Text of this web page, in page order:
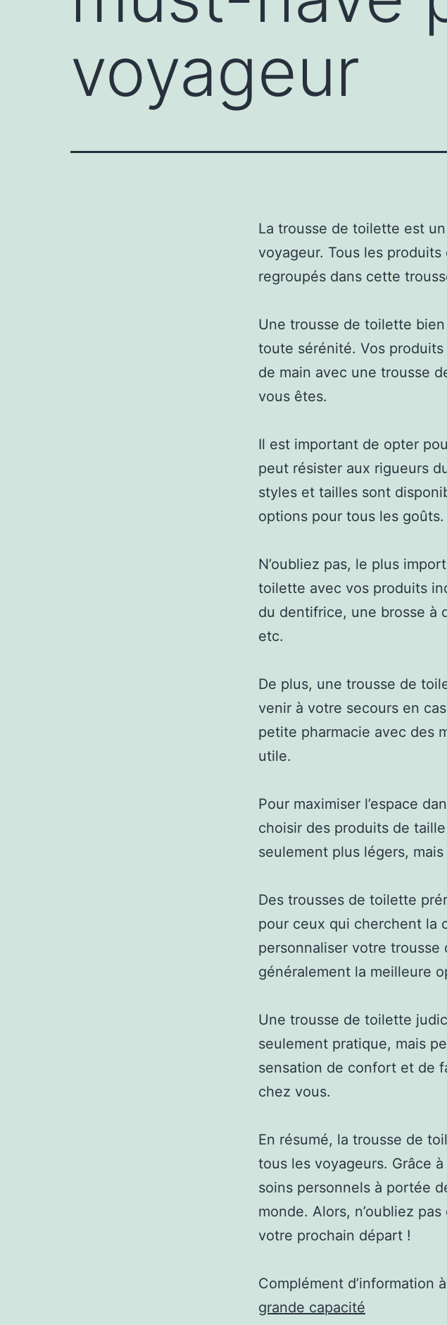
voyageur
La trousse de toilette est
voyageur. Tous les
regroupés dans cette
Une trousse de toilette
toute sérénité. Vos
de main avec une trousse
vous êtes.
Il est important de opter
peut résister aux rigueurs
styles et tailles sont
options pour tous les goûts.
N’oubliez pas, le plus
toilette avec vos produits
du dentifrice, une brosse à
etc.
De plus, une trousse de
venir à votre secours en
petite pharmacie avec des
utile.
Pour maximiser l’espace
choisir des produits de
seulement plus légers,
Des trousses de toilette
pour ceux qui cherchent la
personnaliser votre
généralement la meilleure
Une trousse de toilette
seulement pratique, mais
sensation de confort et de
chez vous.
En résumé, la trousse de
tous les voyageurs. Grâce
soins personnels à portée
monde. Alors, n’oubliez
votre prochain départ !
Complément d’information
grande capacité